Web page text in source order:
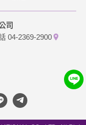
司
04-2369-2900